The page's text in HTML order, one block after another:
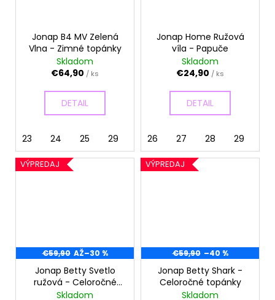
Jonap B4 MV Zelená
Vlna - Zimné topánky
Skladom
€64,90 / ks
DETAIL
23 24 25 29
Jonap Home Ružová
víla - Papuče
Skladom
€24,90 / ks
DETAIL
26 27 28 29
VÝPREDAJ
€59,90 AŽ–30 %
Jonap Betty Svetlo
ružová - Celoročné
topánky
Skladom
VÝPREDAJ
€59,90 –40 %
Jonap Betty Shark -
Celoročné topánky
Skladom